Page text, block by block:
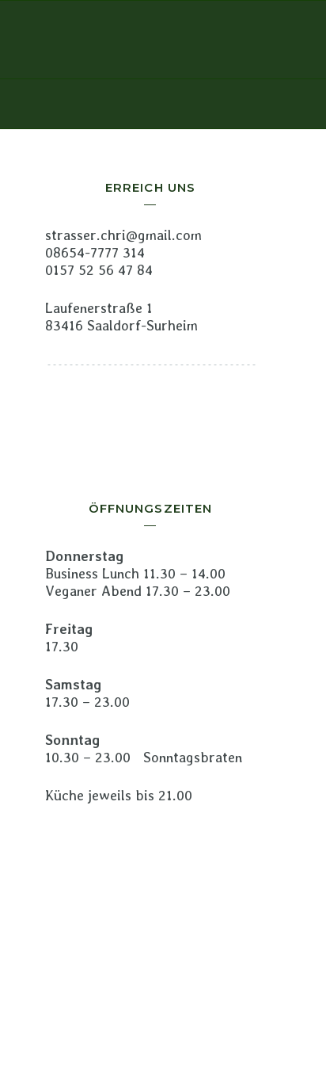
ERREICH UNS
strasser.chri@gmail.com
08654-7777 314
0157 52 56 47 84
Laufenerstraße 1
83416 Saaldorf-Surheim
ÖFFNUNGSZEITEN
Donnerstag
Business Lunch 11.30 – 14.00
Veganer Abend 17.30 – 23.00
Freitag
17.30
Samstag
17.30 – 23.00
Sonntag
10.30 – 23.00 Sonntagsbraten
Küche jeweils bis 21.00